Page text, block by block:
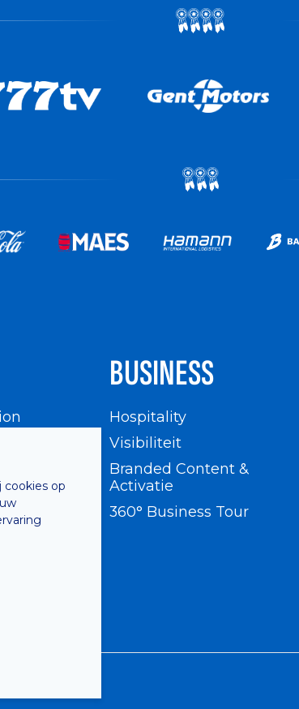
cookies op
BUSINESS
Hospitality
Visibiliteit
Branded Content &
Activatie
360° Business Tour